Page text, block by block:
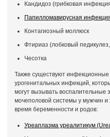
Кандидоз (грибковая
Папилломавирусная
Контагиозный моллюск
Фтириаз (лобковый
Чесотка
Также существуют инфекционные
урогенитальных инфекций,
могут вызывать воспалительные
мочеполовой системы у мужчин
время беременности и родов:
Уреаплазма уреалитикум